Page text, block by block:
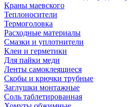
Краны маевского
Теплоносители
Термоголовка
Расходные материалы
Смазки и уплотнители
Клеи и герметики
Для пайки меди
Ленты самоклеящиеся
Скобы и крючки трубные
Заглушки монтажные
Соль таблетированная